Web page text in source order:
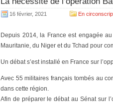
16 février, 2021 En
Depuis 2014, la France est engagée
Mauritanie, du Niger et du Tchad pour
Un débat s’est installé en France sur
Avec 55 militaires français tombés au
dans cette région.
Afin de préparer le débat au Sénat sur